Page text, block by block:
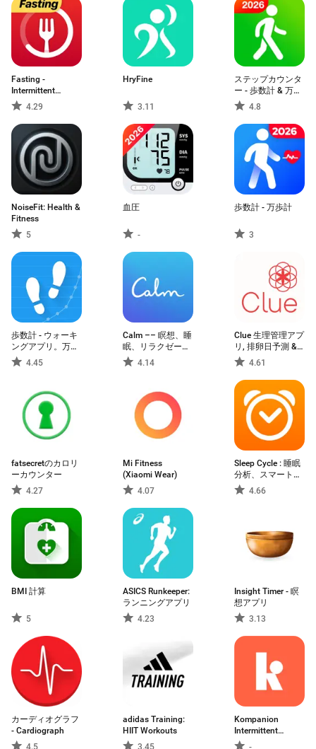
Fasting -
Intermittent
Fasting
4.29
HryFine
3.11
ステップカウンタ
ー - 歩数計 & 万歩
計 、人気
4.8
NoiseFit: Health &
Fitness
5
血圧
-
歩数計 - 万歩計
3
歩数計 - ウォーキ
ングアプリ。万歩
計の代わりに使え
る。
4.45
Calm –– 瞑想、睡
眠、リラクゼーシ
ョン 4.14
Clue 生理管理アプ
リ, 排卵日予測 &
妊娠カレンダー
4.61
fatsecretのカロリ
ーカウンター
4.27
Mi Fitness
(Xiaomi Wear)
4.07
Sleep Cycle : 睡眠
分析、スマート目
覚まし時計
4.66
BMI 計算
5
ASICS Runkeeper:
ランニングアプリ
4.23
Insight Timer - 瞑
想アプリ
3.13
カーディオグラフ
- Cardiograph
4.5
adidas Training:
HIIT Workouts
3.45
Kompanion
Intermittent
Fasting
-